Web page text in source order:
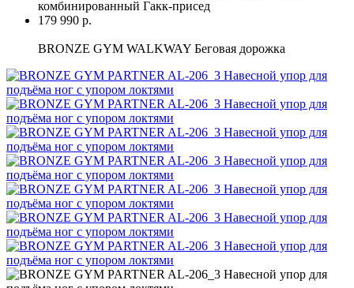
комбинированный Гакк-присед
179 990 р.
BRONZE GYM WALKWAY Беговая дорожка